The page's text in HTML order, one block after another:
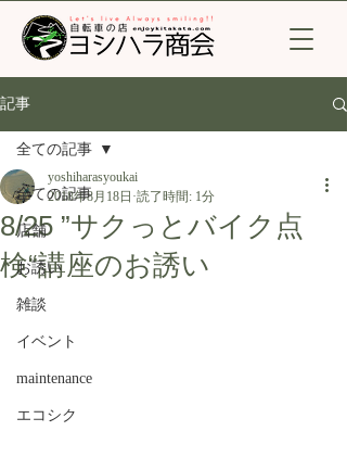
記事
全ての記事
店舗
お誘い
雑談
イベント
maintenance
エコシク
全ての記事
8/25 ”サクっとバイク点
検“講座のお誘い
yoshiharasyoukai
2018年8月18日 読了時間: 1分